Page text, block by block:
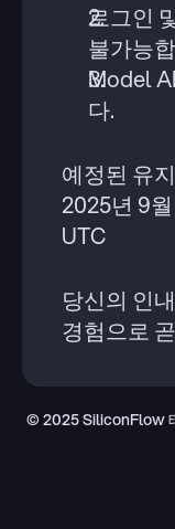
로그인
불가능
Model
다.
예정된 유
2025년 9
UTC
당신의 인
경험으로
© 2025 SiliconFlow